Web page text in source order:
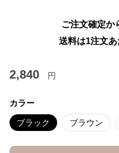
ご注文確定か
送料は1注文あ
2,840 円
カラー
ブラック ブラウン